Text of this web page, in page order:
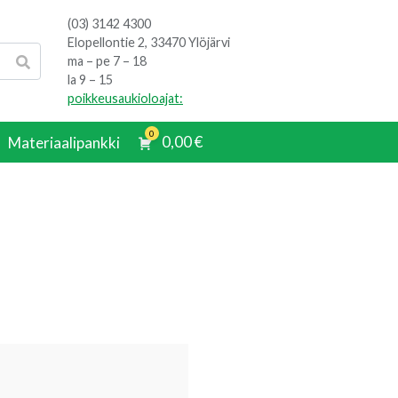
(03) 3142 4300
Elopellontie 2, 33470 Ylöjärvi
ma – pe 7 – 18
la 9 – 15
poikkeusaukioloajat:
Materiaalipankki 0 0,00€